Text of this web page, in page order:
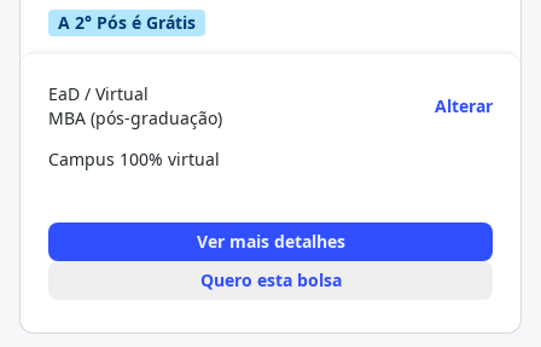
A 2° Pós é Grátis
EaD / Virtual
MBA (pós-graduação)
Alterar
Campus 100% virtual
Ver mais detalhes
Quero esta bolsa